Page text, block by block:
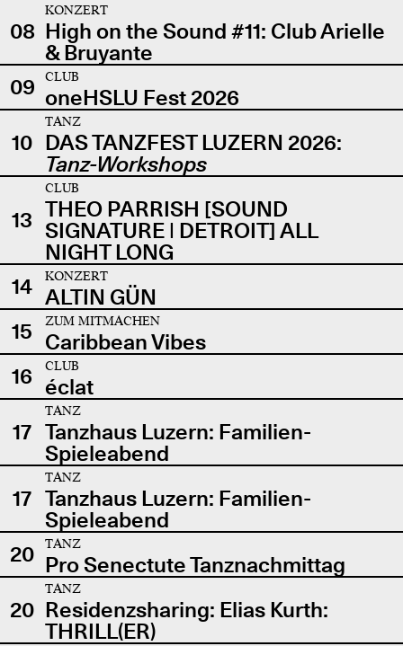
08
KONZERT
High on the Sound #11: Club Arielle
& Bruyante
09
CLUB
oneHSLU Fest 2026
10
TANZ
DAS TANZFEST LUZERN 2026:
Tanz-Workshops
13
CLUB
THEO PARRISH [SOUND
SIGNATURE | DETROIT] ALL
NIGHT LONG
14
KONZERT
ALTIN GÜN
15
ZUM MITMACHEN
Caribbean Vibes
16
CLUB
éclat
17
TANZ
Tanzhaus Luzern: Familien-
Spieleabend
17
TANZ
Tanzhaus Luzern: Familien-
Spieleabend
20
TANZ
Pro Senectute Tanznachmittag
20
TANZ
Residenzsharing: Elias Kurth:
THRILL(ER)